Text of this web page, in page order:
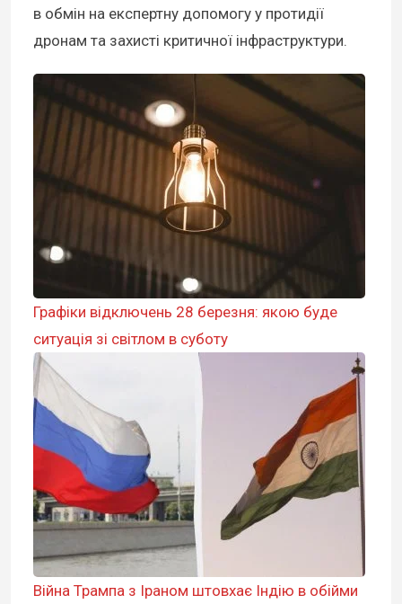
в обмін на експертну допомогу у протидії
дронам та захисті критичної інфраструктури.
Графіки відключень 28 березня: якою буде
ситуація зі світлом в суботу
Війна Трампа з Іраном штовхає Індію в обійми